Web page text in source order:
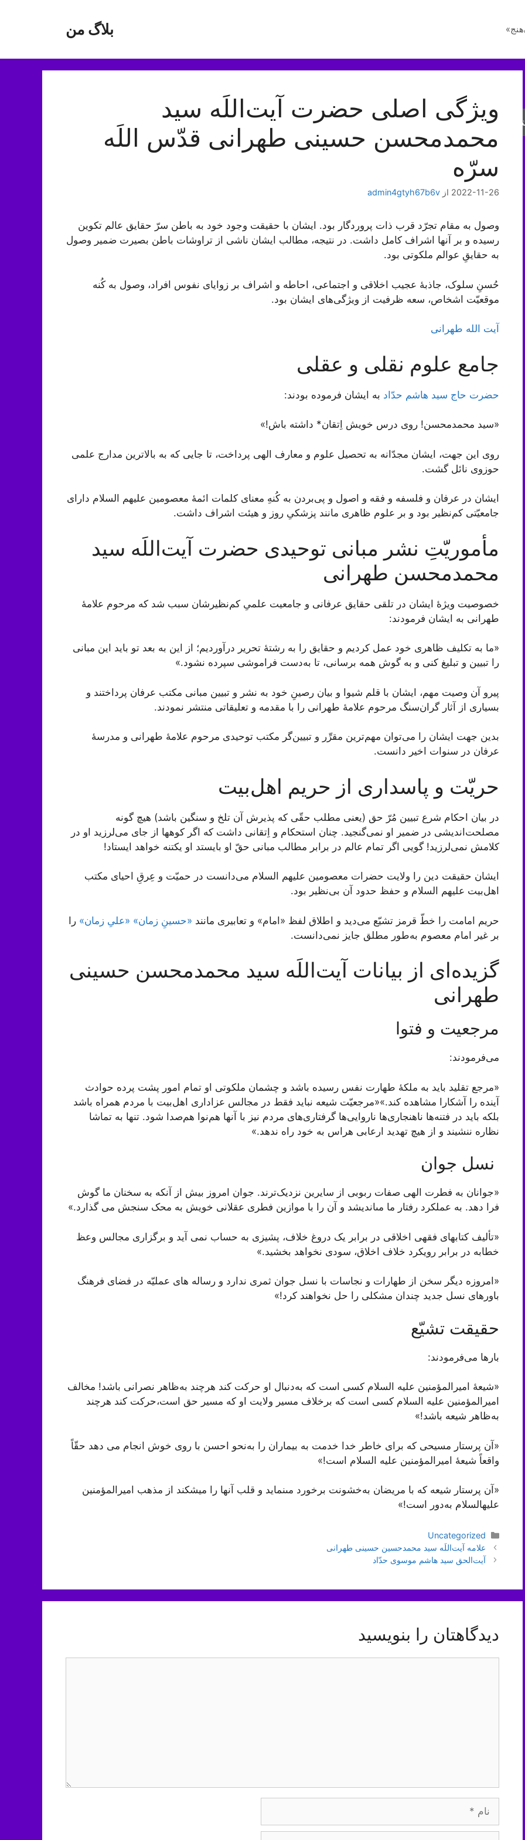
بلاگ من
ویژگی اصلی حضرت آیت‌اللَه سید
محمدمحسن حسینی طهرانی قدّس اللَه
سرّه
2022-11-26 از admin4gtyh67b6v
وصول به مقام تجرّد قرب ذات پروردگار بود. ایشان با حقیقت وجود خود به باطن سرّ حقایق عالم تکوین
رسیده و بر آنها اشراف کامل داشت. در نتیجه، مطالب‏ ايشان‏ ناشى از تراوشات باطن بصيرت ضمير وصول
به حقایقِ عوالم ملکوتى بود.
حُسنِ سلوک، جاذبۀ عجیب اخلاقی و اجتماعی، احاطه و اشراف بر زوایای نفوس افراد، وصول به کُنه
موقعیّت اشخاص، سعه ظرفيت از ویژگی‌های ایشان بود.
آیت الله طهرانی
جامع علوم نقلی و عقلی
حضرت حاج سید هاشم حدّاد به ایشان فرموده بودند:
«سید محمدمحسن! روی درس خویش اِتقان* داشته باش!»
روی این جهت، ایشان مجدّانه به تحصیل علوم و معارف الهی پرداخت، تا جایی که به بالاترین مدارج علمی
حوزوی نائل گشت.
ایشان در عرفان و فلسفه و فقه و اصول و پى‌‌بردن به کُنهِ معنای کلمات ائمۀ معصومین علیهم السلام دارای
جامعیّتی کم‌نظیر بود و بر علوم ظاهری مانند پزشکیِ روز و هیئت اشراف داشت.
مأموریّتِ نشر مبانی توحیدی حضرت آیت‌اللَه سید
محمدمحسن طهرانی
خصوصیت ویژۀ ایشان در تلقی حقایق عرفانی و جامعیت علمیِ کم‌نظیرشان سبب شد که مرحوم علامۀ
طهرانی به ایشان فرمودند:
«ما به تكليف ظاهری خود عمل كرديم و حقايق را به رشتۀ تحرير درآورديم؛ از اين به بعد تو باید اين مبانى
را تبیین و تبليغ كنى و به گوش همه برسانى، تا به‌دست فراموشى سپرده نشود.»
پیرو آن وصیت مهم، ایشان با قلم شیوا و بیان رصینِ خود به نشر و تبیین مبانی مکتب عرفان پرداختند و
بسیاری از آثار گران‌سنگ مرحوم علامۀ طهرانی را با مقدمه و تعلیقاتی منتشر نمودند.
بدین جهت ایشان را می‌توان مهم‌ترین مقرِّر و تبیین‌گر مکتب توحیدی مرحوم علامۀ طهرانی و مدرسۀ
عرفان در سنوات اخیر دانست.
حریّت و پاسداری از حریم اهل‌بیت
در بیان احکام شرع تبیین مُرّ حق (یعنی مطلب حقّی که پذیرش آن تلخ و سنگین باشد) هیچ گونه
مصلحت‌اندیشی در ضمیر او نمی‌گنجید. چنان استحکام و اِتقانی داشت که اگر کوه‏ها از جاى می‌لرزید او در
کلامش نمی‌لرزید! گویی اگر تمام عالم در برابر مطالب مبانى حقّ او بایستد او یک‏تنه خواهد ایستاد!
ایشان حقیقت دین را ولایت حضرات معصومین علیهم السلام می‌دانست در حمیّت و عِرقِ احیای مکتب
اهل‌بیت علیهم السلام و حفظ حدود آن بی‌نظیر بود.
حریم امامت را خطّ قرمز تشیّع می‌دید و اطلاق لفظ «امام» و تعابیری مانند «حسینِ زمان» «علیِ زمان» را
بر غیر امام معصوم به‌طور مطلق جایز نمی‌دانست.
گزیده‌ای از بیانات آیت‌اللَه سید محمدمحسن حسینی
طهرانی
مرجعیت و فتوا
می‌فرمودند:
«مرجع تقلید باید به ملکۀ طهارت نفس رسیده باشد و چشمان ملکوتى او تمام امور پشت پرده حوادث
آینده را آشکارا مشاهده کند.»«مرجعیّت شیعه نباید فقط در مجالس عزاداری اهل‌بیت با مردم همراه باشد
بلکه باید در فتنه‌ها ناهنجاری‌ها ناروایی‌ها گرفتاری‌های مردم نیز با آنها هم‌نوا هم‌صدا شود. تنها به تماشا
نظاره ننشیند و از هیچ تهدید ارعابی هراس به خود راه ندهد.»
نسل جوان
«جوانان به فطرت الهی صفات ربوبی از سایرین نزدیک‌ترند. جوان‏ امروز بیش از آنکه به سخنان ما گوش
فرا دهد. به عملکرد رفتار ما مى‏اندیشد و آن را با موازین فطرى عقلانى خویش به محک سنجش می ‏گذارد.»
«تألیف کتاب‏هاى فقهى اخلاقى در برابر یک دروغ خلاف، پشیزى به ‏حساب نمی ‏آید و برگزارى مجالس وعظ
خطابه در برابر رویکرد خلاف اخلاق، سودى نخواهد بخشید.»
«امروزه دیگر سخن از طهارات و نجاسات با نسل جوان ثمرى ندارد و رساله ‏هاى عملیّه در فضاى فرهنگ
باورهاى نسل جدید چندان مشکلى را حل نخواهند کرد!»
حقیقت تشیّع
بارها می‌فرمودند:
«شیعۀ امیرالمؤمنین علیه السلام کسی است که به‌دنبال او حرکت کند هرچند به‌ظاهر نصرانی باشد! مخالف
امیرالمؤمنین علیه السلام کسی است که برخلاف مسیر ولایت او که مسیر حق است،حرکت کند هرچند
به‌ظاهر شیعه باشد!»
«آن پرستار مسیحى که براى خاطر خدا خدمت به بیماران را به‌نحو احسن با روى خوش انجام می دهد حقّاً
واقعاً شیعۀ امیرالمؤمنین علیه ‏السلام است!»
«آن پرستار شیعه که با مریضان به‌خشونت برخورد مى‏نماید و قلب آنها را می‏شکند از مذهب امیرالمؤمنین
علیه‏السلام به‌دور است!»
دسته‌ها
Uncategorized
ناوبری
نوشته‌ها
علامه آیت‌اللَه سید محمدحسین حسینی طهرانی
آیت‌الحق سید هاشم موسوی حدّاد
دیدگاهتان را بنویسید